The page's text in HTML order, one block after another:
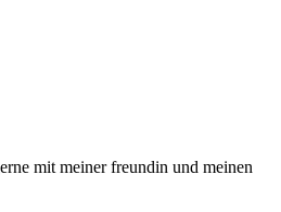
mit meiner freundin und meinen